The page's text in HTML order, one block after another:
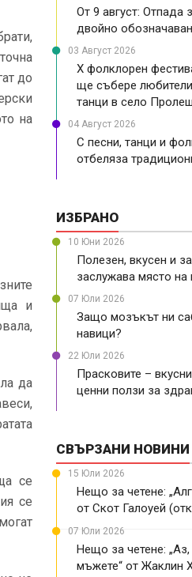
до
на
и
да
се
се
От 9 август: Отпада
двойно
03 Август 2026
X фолклорен
ще събере
танци в село
04 Август 2026
С песни, танци и
отбеляза
ИЗБРАНО
10 Юни 2026
Полезен, вкусен и
заслужава място на
07 Юли 2026
Защо мозъкът ни
навици?
22 Юли 2026
Прасковите –
ценни ползи за
СВЪРЗАНИ НОВИНИ
15 Юли 2026
Нещо за четене:
от Скот Галоуей
07 Юли 2026
Нещо за четене:
мъжете“ от Жаклин